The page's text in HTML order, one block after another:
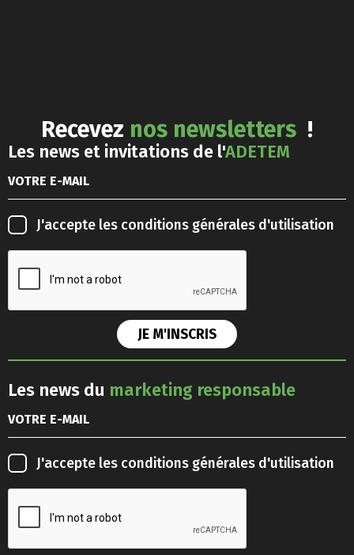
Recevez nos newsletters !
Les news et invitations de l'ADETEM
J'accepte les conditions générales d'utilisation
Les news du marketing responsable
J'accepte les conditions générales d'utilisation